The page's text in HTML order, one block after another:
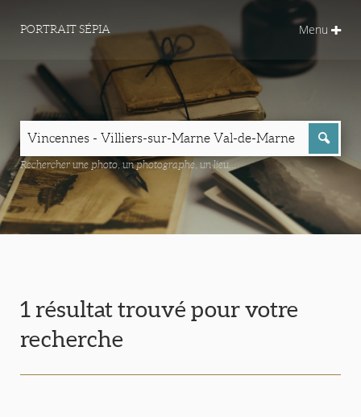
PORTRAIT SÉPIA Menu
Rechercher une photo, un photographe, un lieu...
1 résultat trouvé pour votre
recherche